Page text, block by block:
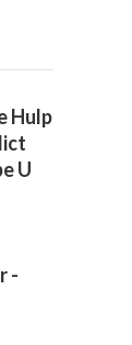
Hulp
U
-